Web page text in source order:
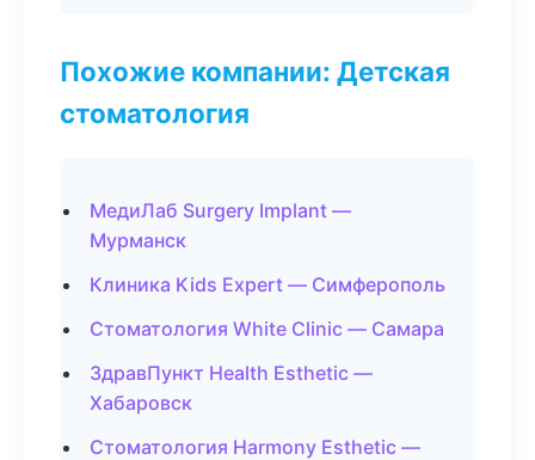
Похожие компании: Детская
стоматология
МедиЛаб Surgery Implant —
Мурманск
Клиника Kids Expert — Симферополь
Стоматология White Clinic — Самара
ЗдравПункт Health Esthetic —
Хабаровск
Стоматология Harmony Esthetic —